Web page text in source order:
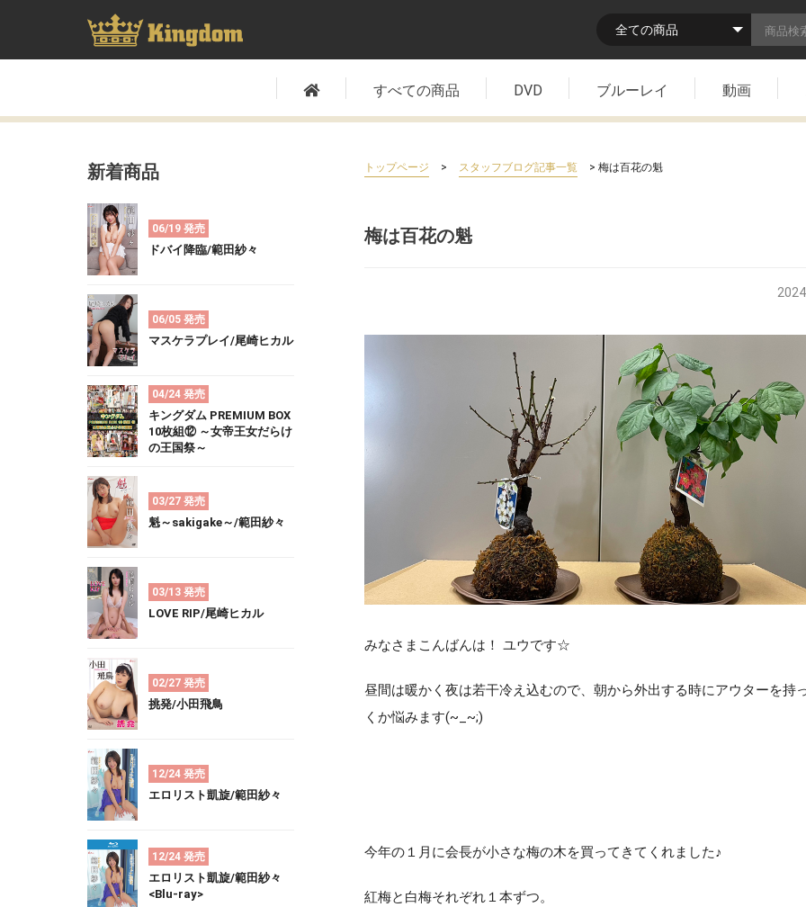
すべての商品 DVD ブルーレイ 動画
新着商品
06/19 発売
ドバイ降臨/範田紗々
06/05 発売
マスケラプレイ/尾崎ヒカル
04/24 発売
キングダム PREMIUM BOX
10枚組⑫ ～女帝王女だらけ
の王国祭～
03/27 発売
魁～sakigake～/範田紗々
03/13 発売
LOVE RIP/尾崎ヒカル
02/27 発売
挑発/小田飛鳥
12/24 発売
エロリスト凱旋/範田紗々
12/24 発売
エロリスト凱旋/範田紗々
<Blu-ray>
トップページ > スタッフブログ記事一覧 > 梅は百花の魁
梅は百花の魁
みなさまこんばんは！ ユウです☆
昼間は暖かく夜は若干冷え込むので、朝から外出する時にアウターを持
くか悩みます(~_~;)
今年の１月に会長が小さな梅の木を買ってきてくれました♪
紅梅と白梅それぞれ１本ずつ。